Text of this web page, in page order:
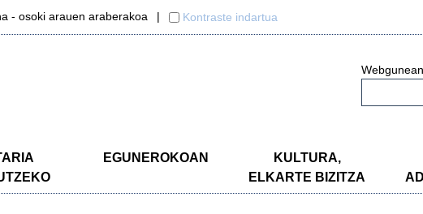
- osoki arauen araberakoa Kontraste indartua
EGUNEROKOAN
KULTURA,
ELKARTE BIZITZA